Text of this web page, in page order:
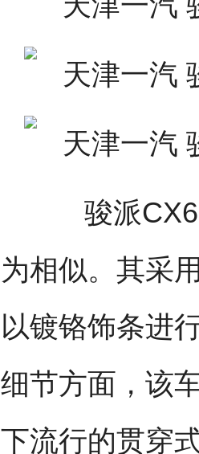
骏派CX65
为相似。其采
以镀铬饰条进
细节方面，该
下流行的贯穿